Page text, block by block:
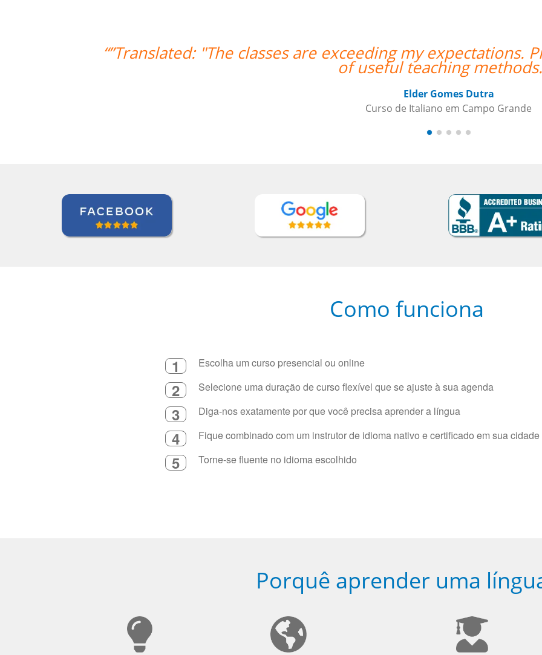
are exceeding my expectations. Prof Enrico is excellent and has a lot
Como funciona
1 Escolha um curso presencial ou online
2 Selecione uma duração de curso flexível que se ajuste à sua agenda
3 Diga-nos exatamente por que você precisa aprender a língua
4 Fique combinado com um instrutor de idioma nativo e certificado em sua
5 Torne-se fluente no idioma escolhido
Porquê aprender uma